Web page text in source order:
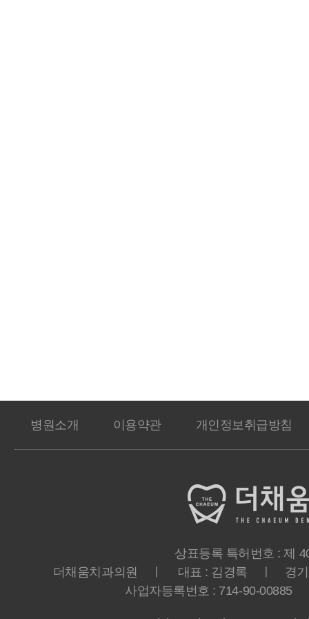
병원소개 이용약관 개인정보취급방침
상표등록 특허번호 : 제
더채움치과의원 ㅣ 대표 : 김경록 ㅣ 경기
사업자등록번호 : 714-90-00885